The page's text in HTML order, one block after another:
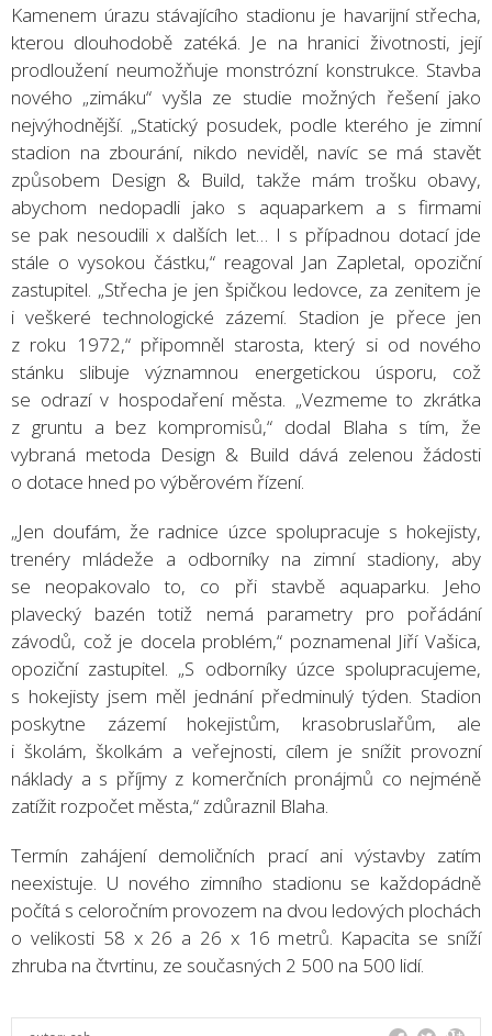
Kamenem úrazu stávajícího stadionu je havarijní střecha,
kterou dlouhodobě zatéká. Je na hranici životnosti, její
prodloužení neumožňuje monstrózní konstrukce. Stavba
nového „zimáku“ vyšla ze studie možných řešení jako
nejvýhodnější. „Statický posudek, podle kterého je zimní
stadion na zbourání, nikdo neviděl, navíc se má stavět
způsobem Design & Build, takže mám trošku obavy,
abychom nedopadli jako s aquaparkem a s firmami
se pak nesoudili x dalších let… I s případnou dotací jde
stále o vysokou částku,“ reagoval Jan Zapletal, opoziční
zastupitel. „Střecha je jen špičkou ledovce, za zenitem je
i veškeré technologické zázemí. Stadion je přece jen
z roku 1972,“ připomněl starosta, který si od nového
stánku slibuje významnou energetickou úsporu, což
se odrazí v hospodaření města. „Vezmeme to zkrátka
z gruntu a bez kompromisů,“ dodal Blaha s tím, že
vybraná metoda Design & Build dává zelenou žádosti
o dotace hned po výběrovém řízení.
„Jen doufám, že radnice úzce spolupracuje s hokejisty,
trenéry mládeže a odborníky na zimní stadiony, aby
se neopakovalo to, co při stavbě aquaparku. Jeho
plavecký bazén totiž nemá parametry pro pořádání
závodů, což je docela problém,“ poznamenal Jiří Vašica,
opoziční zastupitel. „S odborníky úzce spolupracujeme,
s hokejisty jsem měl jednání předminulý týden. Stadion
poskytne zázemí hokejistům, krasobruslařům, ale
i školám, školkám a veřejnosti, cílem je snížit provozní
náklady a s příjmy z komerčních pronájmů co nejméně
zatížit rozpočet města,“ zdůraznil Blaha.
Termín zahájení demoličních prací ani výstavby zatím
neexistuje. U nového zimního stadionu se každopádně
počítá s celoročním provozem na dvou ledových plochách
o velikosti 58 x 26 a 26 x 16 metrů. Kapacita se sníží
zhruba na čtvrtinu, ze současných 2 500 na 500 lidí.